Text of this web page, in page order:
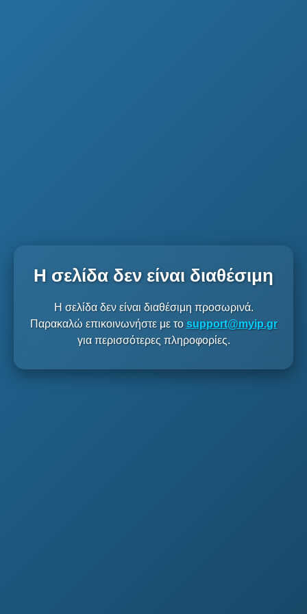
Η σελίδα δεν είναι διαθέσιμη
Η σελίδα δεν είναι διαθέσιμη προσωρινά.
Παρακαλώ επικοινωνήστε με το support@myip.gr
για περισσότερες πληροφορίες.